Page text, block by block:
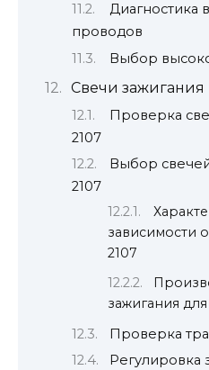
Диагностика
проводов
Выбор
Свечи зажигания
Проверка
2107
Выбор
2107
зависимости
2107
зажигания
Проверка
Регулировка